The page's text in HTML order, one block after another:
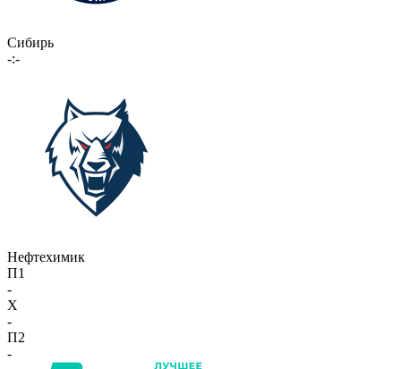
Сибирь
-:-
Нефтехимик
П1
-
X
-
П2
-